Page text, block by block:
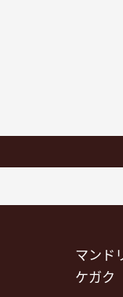
マンド
ケガク